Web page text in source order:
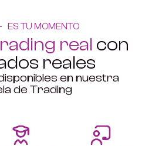
ES TU MOMENTO
real con
reales
en nuestra
de Trading